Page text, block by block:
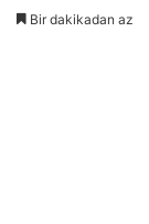
Bir dakikadan az